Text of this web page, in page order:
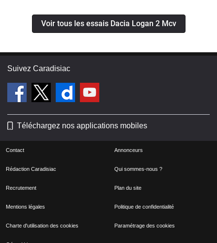
Voir tous les essais Dacia Logan 2 Mcv
Suivez Caradisiac
Téléchargez nos applications mobiles
Contact Annonceurs
Rédaction Caradisiac Qui sommes-nous ?
Recrutement Plan du site
Mentions légales Politique de confidentialité
Charte d'utilisation des cookies Paramétrage des cookies